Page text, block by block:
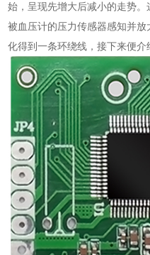
始，呈现先增大后减小的走势
被血压计的压力传感器感知并
化得到一条环绕线，接下来便介